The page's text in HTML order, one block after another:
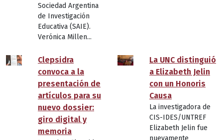
Sociedad Argentina
de Investigación
Educativa (SAIE).
Verónica Millen...
Clepsidra
convoca a la
presentación de
artículos para su
nuevo dossier:
giro digital y
memoria
La UNC distinguió
a Elizabeth Jelin
con un Honoris
Causa
La investigadora de
CIS-IDES/UNTREF
Elizabeth Jelin fue
nuevamente